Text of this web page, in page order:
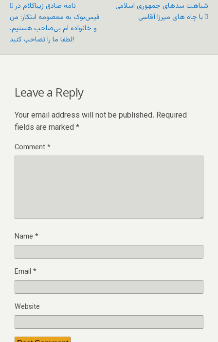
نامه صادق زیباکلام در
فیس‌بوک به معصومه ابتکار: من
و خانواده ام بی‌صاحب هستیم،
لطفا ما را تصاحب کنبد!
شباهت سدهای جمهوری اسلامی
با چاه های ميرزا آقاسی
Leave a Reply
Your email address will not be published. Required
fields are marked *
Comment*
Name *
Email *
Website